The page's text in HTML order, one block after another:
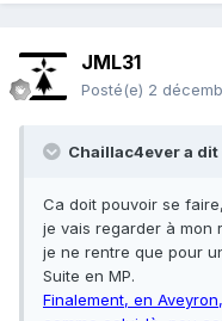
JML31
Posté(e) 2
Chaillac4ever a dit
Ca doit pouvoir se
je vais regarder à mon
je ne rentre que pour
Suite en MP.
Finalement, en